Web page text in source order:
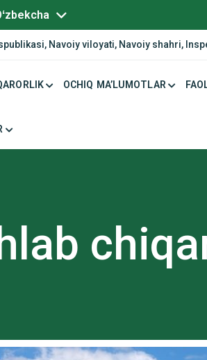
Navoiy viloyati, Navoiy shahri,
OCHIQ MA’LUMOTLAR